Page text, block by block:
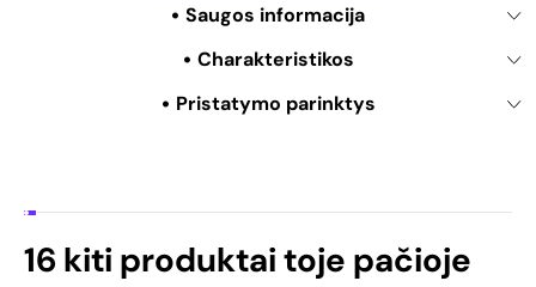
Saugos informacija
Charakteristikos
Pristatymo parinktys
16 kiti produktai toje pačioje